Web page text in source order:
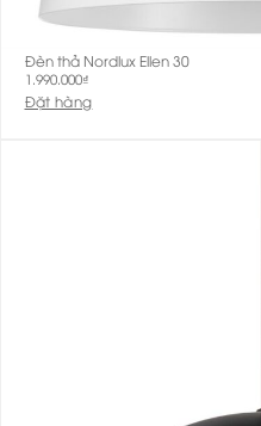
Đèn thả Nordlux Ellen 30
1.990.000₫
Đặt hàng